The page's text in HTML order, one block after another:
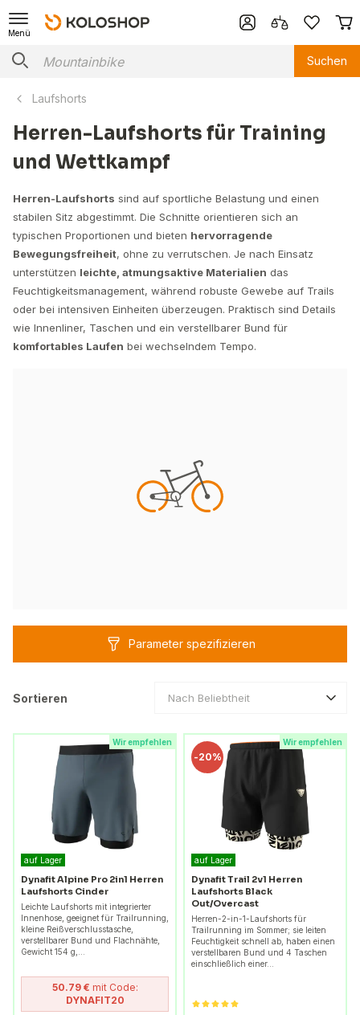
Menü
Suchen
Laufshorts
Herren-Laufshorts für Training
und Wettkampf
Herren-Laufshorts sind auf sportliche Belastung und einen
stabilen Sitz abgestimmt. Die Schnitte orientieren sich an
typischen Proportionen und bieten hervorragende
Bewegungsfreiheit, ohne zu verrutschen. Je nach Einsatz
unterstützen leichte, atmungsaktive Materialien das
Feuchtigkeitsmanagement, während robuste Gewebe auf Trails
oder bei intensiven Einheiten überzeugen. Praktisch sind Details
wie Innenliner, Taschen und ein verstellbarer Bund für
komfortables Laufen bei wechselndem Tempo.
Parameter spezifizieren
Sortieren Nach Beliebtheit
Wir empfehlen
auf Lager
Dynafit Alpine Pro 2in1 Herren
Laufshorts Cinder
Leichte Laufshorts mit integrierter
Innenhose, geeignet für Trailrunning,
kleine Reißverschlusstasche,
verstellbarer Bund und Flachnähte,
Gewicht 154 g,…
50.79 € mit Code:
DYNAFIT20
Wir empfehlen
-20%
auf Lager
Dynafit Trail 2v1 Herren
Laufshorts Black
Out/Overcast
Herren-2-in-1-Laufshorts für
Trailrunning im Sommer; sie leiten
Feuchtigkeit schnell ab, haben einen
verstellbaren Bund und 4 Taschen
einschließlich einer…